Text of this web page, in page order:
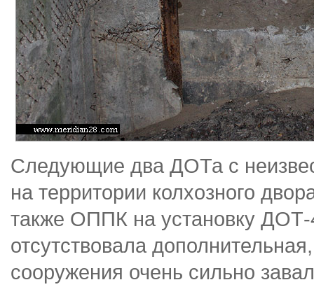
Следующие два ДОТа с
на территории колхозного
также ОППК на установку ДОТ-
отсутствовала
сооружения очень сильно